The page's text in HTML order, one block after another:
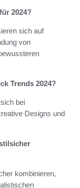
2024?
sich auf
von
Trends 2024?
bei
Designs und
kombinieren,